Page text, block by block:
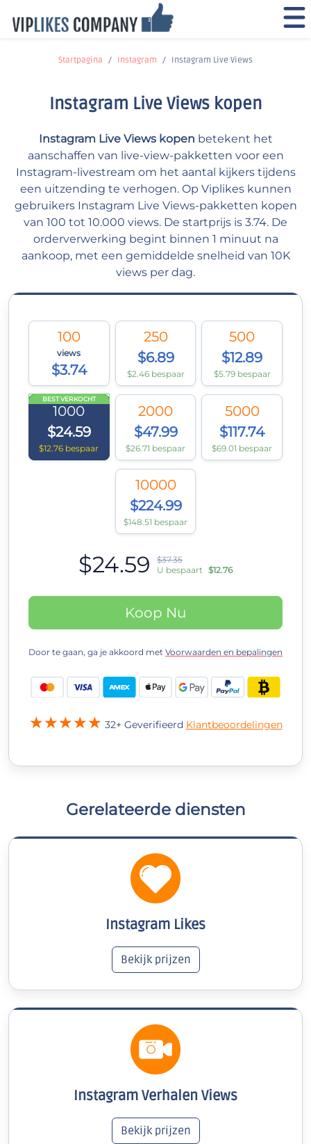
Startpagina Instagram Instagram Live Views
Instagram Live Views kopen
Instagram Live Views kopen betekent het
aanschaffen van live-view-pakketten voor een
Instagram-livestream om het aantal kijkers tijdens
een uitzending te verhogen. Op Viplikes kunnen
gebruikers Instagram Live Views-pakketten kopen
van 100 tot 10.000 views. De startprijs is 3.74. De
orderverwerking begint binnen 1 minuut na
aankoop, met een gemiddelde snelheid van 10K
views per dag.
100
views
$3.74
250
$6.89
$2.46 bespaar
500
$12.89
$5.79 bespaar
BEST VERKOCHT
1000
$24.59
$12.76 bespaar
2000
$47.99
$26.71 bespaar
5000
$117.74
$69.01 bespaar
10000
$224.99
$148.51 bespaar
$24.59
$37.35
U bespaart $12.76
Koop Nu
Door te gaan, ga je akkoord met Voorwaarden en bepalingen
32+ Geverifieerd Klantbeoordelingen
Gerelateerde diensten
Instagram Likes
Bekijk prijzen
Instagram Verhalen Views
Bekijk prijzen